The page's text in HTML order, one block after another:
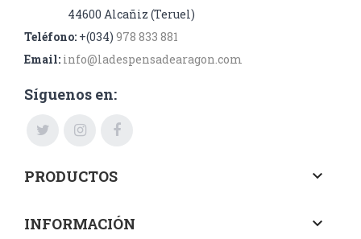
44600 Alcañiz (Teruel)
Teléfono: +(034) 978 833 881
Email: info@ladespensadearagon.com
Síguenos en:
PRODUCTOS keyboard_arrow_down
INFORMACIÓN keyboard_arrow_down